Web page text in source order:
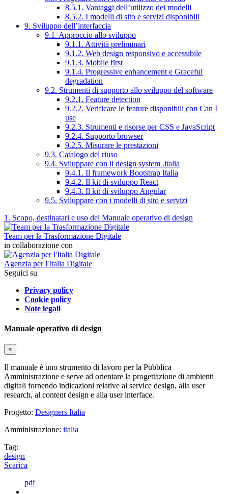
8.5.1. Vantaggi dell’utilizzo dei modelli
8.5.2. I modelli di sito e servizi disponibili
9. Sviluppo dell’interfaccia
9.1. Approccio allo sviluppo
9.1.1. Attività preliminari
9.1.2. Web design responsivo e accessibile
9.1.3. Mobile first
9.1.4. Progressive enhancement e Graceful
degradation
9.2. Strumenti di supporto allo sviluppo del software
9.2.1. Feature detection
9.2.2. Verificare le feature disponibili con Can I
use
9.2.3. Strumenti e risorse per CSS e JavaScript
9.2.4. Supporto browser
9.2.5. Misurare le prestazioni
9.3. Catalogo del riuso
9.4. Sviluppare con il design system .italia
9.4.1. Il framework Bootstrap Italia
9.4.2. Il kit di sviluppo React
9.4.3. Il kit di sviluppo Angular
9.5. Sviluppare con i modelli di sito e servizi
1. Scopo, destinatari e uso del Manuale operativo di design
Team per la Trasformazione Digitale
in collaborazione con
Agenzia per l'Italia Digitale
Seguici su
Privacy policy
Cookie policy
Note legali
Manuale operativo di design
×
Il manuale è uno strumento di lavoro per la Pubblica
Amministrazione e serve ad orientare la progettazione di ambienti
digitali fornendo indicazioni relative al service design, alla user
research, al content design e alla user interface.
Progetto: Designers Italia
Amministrazione: italia
Tag:
design
Scarica
pdf